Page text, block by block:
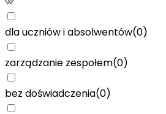
dla uczniów i absolwentów(0)
zarządzanie zespołem(0)
bez doświadczenia(0)